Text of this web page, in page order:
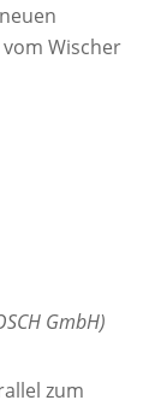
Wischer
GmbH)
zum